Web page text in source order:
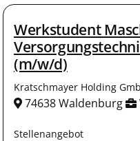
Werkstudent
(m/w/d)
Kratschmayer Holding
74638 Waldenburg
Stellenangebot